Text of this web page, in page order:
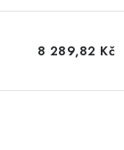
8 289,82 Kč